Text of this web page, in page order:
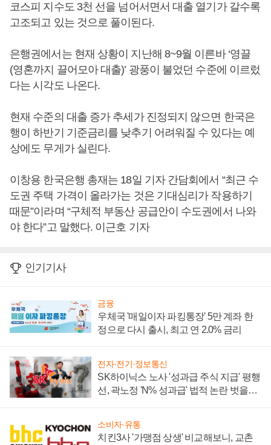
코스피 지수도 3천 선을 넘어서면서 대출 열기가 갈수록
고조되고 있는 것으로 풀이된다.
은행권에서는 현재 상황이 지난해 8~9월 이른바 ‘영끌
(영혼까지 끌어모아 대출)’ 광풍이 불었던 수준에 이르렀
다는 시각도 나온다.
현재 수준의 대출 증가 추세가 진정되지 않으면 한국은
행이 하반기 기준금리를 낮추기 어려워질 수 있다는 예
상에도 무게가 실린다.
이창용 한국은행 총재는 18일 기자 간담회에서 “최근 수
도권 주택 가격이 올라가는 것은 기대심리가 작용하기
때문”이라며 “구체적 부동산 공급안이 수도권에서 나와
야 한다”고 말했다. 이근호 기자
인기기사
금융
우체국 '매일이자 파킹통장' 5만 계좌 한
정으로 다시 출시, 최고 연 2.0% 금리
전자·전기·정보통신
SK하이닉스 노사 '성과급 주식 지급' 평행
선, 곽노정 'N% 성과급' 법적 논란 벗을지
소비자·유통
치킨3사 '가맹점 상생' 비교해보니, 교촌